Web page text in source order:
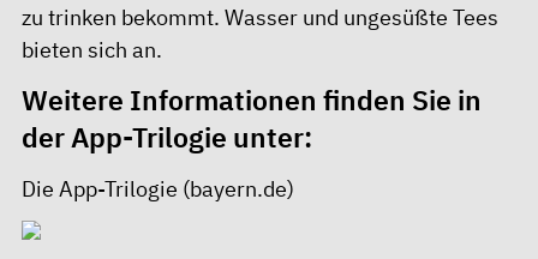
zu trinken bekommt. Wasser und ungesüßte Tees
bieten sich an.
Weitere Informationen finden Sie in
der App-Trilogie unter:
Die App-Trilogie (bayern.de)